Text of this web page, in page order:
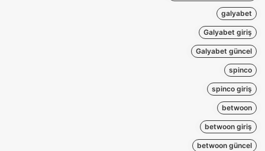
galyabet
Galyabet giriş
Galyabet güncel
spinco
spinco giriş
betwoon
betwoon giriş
betwoon güncel